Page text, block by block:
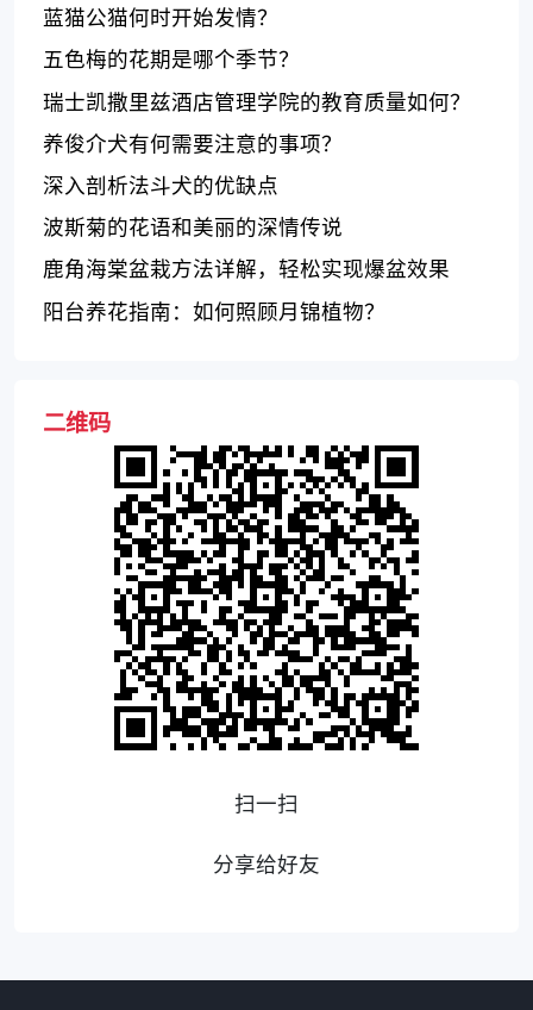
蓝猫公猫何时开始发情？
五色梅的花期是哪个季节？
瑞士凯撒里兹酒店管理学院的教育质量如何？
养俊介犬有何需要注意的事项？
深入剖析法斗犬的优缺点
波斯菊的花语和美丽的深情传说
鹿角海棠盆栽方法详解，轻松实现爆盆效果
阳台养花指南：如何照顾月锦植物？
二维码
扫一扫
分享给好友